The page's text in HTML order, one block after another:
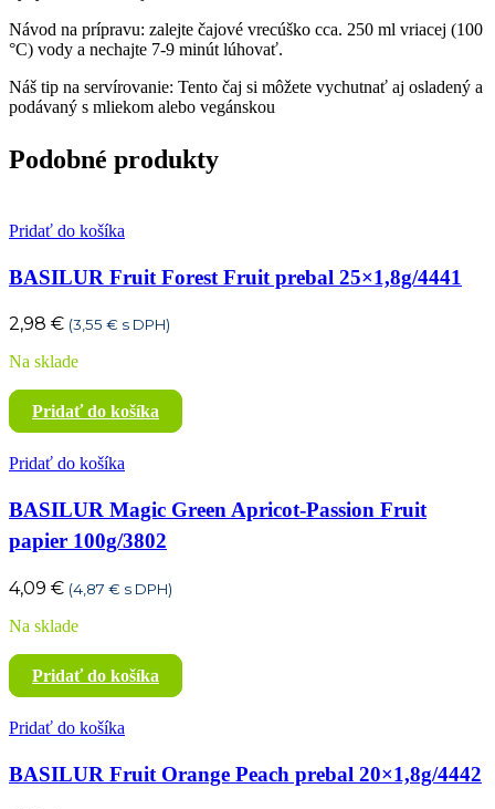
Návod na prípravu: zalejte čajové vrecúško cca. 250 ml vriacej (100
°C) vody a nechajte 7-9 minút lúhovať.
Náš tip na servírovanie: Tento čaj si môžete vychutnať aj osladený a
podávaný s mliekom alebo vegánskou
Podobné produkty
Pridať do košíka
BASILUR Fruit Forest Fruit prebal 25×1,8g/4441
2,98 € (3,55 € s DPH)
Na sklade
Pridať do košíka
Pridať do košíka
BASILUR Magic Green Apricot-Passion Fruit
papier 100g/3802
4,09 € (4,87 € s DPH)
Na sklade
Pridať do košíka
Pridať do košíka
BASILUR Fruit Orange Peach prebal 20×1,8g/4442